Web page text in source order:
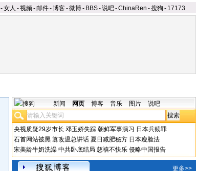
-女人 -视频-邮件-博客-微博- BBS-说吧-ChinaRen -搜狗 - 17173
新闻 网页 博客 音乐 图片 说吧
央视质疑29岁市长 邓玉娇失踪 朝鲜军事演习 日本兵赎罪
石首网站被黑 篡改温总讲话 夏日减肥秘方 日本瘦脸法
宋美龄牛奶洗澡 中共卧底结局 慈禧不快乐 侵略中国报告
更多>>